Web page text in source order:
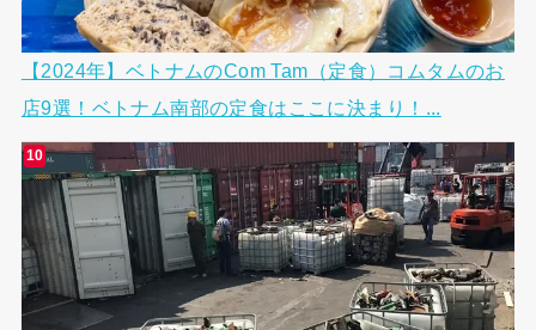
【2024年】ベトナムのCom Tam（定食）コムタムのお
店9選！ベトナム南部の定食はここに決まり！...